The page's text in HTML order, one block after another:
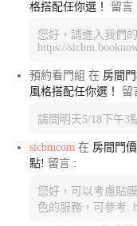
格搭配任你選！
留言
您好，請進入我們
https://
預約看門組 在 房間
風格搭配任你選！
留
請問明天5/18下午3
sicbmcom 在 房間門
點! 留言 :
您好，可以考慮貼
色的服務，可參考: